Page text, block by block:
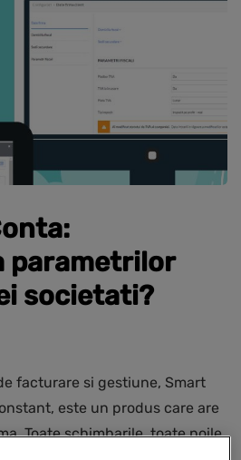
parametrilor
societati?
facturare si gestiune, Smart
este un produs care are
Toate schimbarile, toate noile